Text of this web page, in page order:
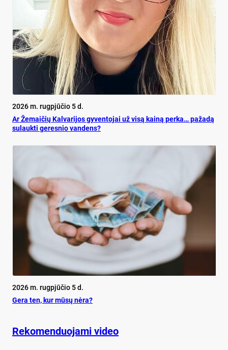
2026 m. rugpjūčio 5 d.
Ar Že­mai­čių Kal­va­ri­jos gy­ven­to­jai už vi­są kai­ną per­ka… pa­ža­dą
su­lauk­ti ge­res­nio van­dens?
2026 m. rugpjūčio 5 d.
Ge­ra ten, kur mū­sų nė­ra?
Rekomenduojami video